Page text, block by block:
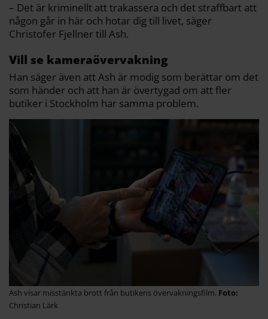
– Det är kriminellt att trakassera och det straffbart att
någon går in här och hotar dig till livet, säger
Christofer Fjellner till Ash.
Vill se kameraövervakning
Han säger även att Ash är modig som berättar om det
som händer och att han är övertygad om att fler
butiker i Stockholm har samma problem.
Ash visar misstänkta brott från butikens övervakningsfilm.
Christian Lärk